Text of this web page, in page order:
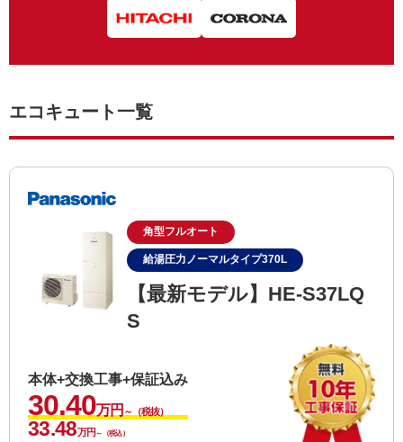
エコキュート一覧
角型フルオート
給湯圧力ノーマルタイプ370L
【最新モデル】HE-S37LQ
S
本体+交換工事+保証込み
30.40万円 ～（税抜）
33.48万円 ～（税込）